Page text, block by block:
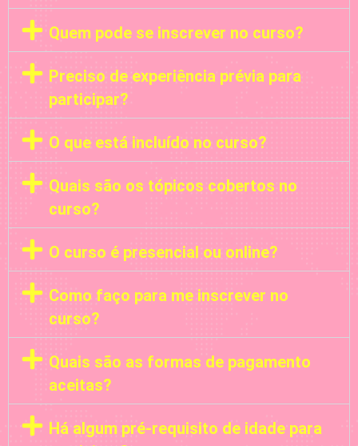
Quem pode se inscrever no curso?
Preciso de experiência prévia para
participar?
O que está incluído no curso?
Quais são os tópicos cobertos no
curso?
O curso é presencial ou online?
Como faço para me inscrever no
curso?
Quais são as formas de pagamento
aceitas?
Há algum pré-requisito de idade para